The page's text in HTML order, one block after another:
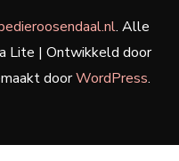
. Alle
Lite | Ontwikkeld door
doorWordPress.